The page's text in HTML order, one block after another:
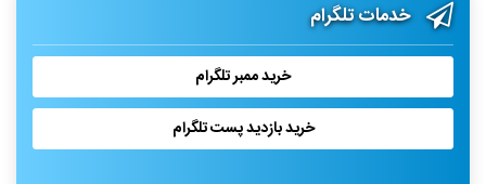
خدمات تلگرام
خرید ممبر تلگرام
خرید بازدید پست تلگرام